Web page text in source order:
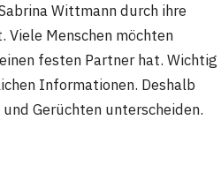
Wittmann durch ihre
Menschen möchten
festen Partner hat. Wichtig
Informationen. Deshalb
Gerüchten unterscheiden.